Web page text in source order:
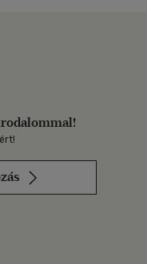
LinkedInen